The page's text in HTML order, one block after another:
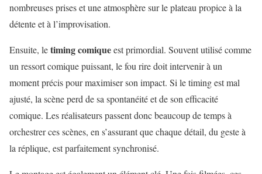
nombreuses prises et une atmosphère sur le plateau propice à la
détente et à l’improvisation.
Ensuite, letiming comiqueest primordial. Souvent utilisé comme
un ressort comique puissant, le fou rire doit intervenir à un
moment précis pour maximiser son impact. Si le timing est mal
ajusté, la scène perd de sa spontanéité et de son efficacité
comique. Les réalisateurs passent donc beaucoup de temps à
orchestrer ces scènes, en s’assurant que chaque détail, du geste à
la réplique, est parfaitement synchronisé.